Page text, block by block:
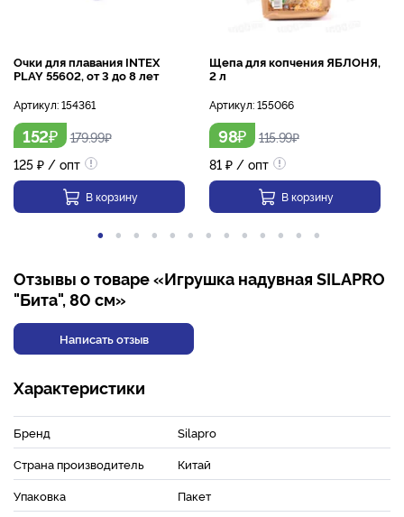
Очки для плавания INTEX
PLAY 55602, от 3 до 8 лет
Артикул:154361
152₽ 179.99₽
125 ₽ / опт
В корзину
Щепа для копчения ЯБЛОНЯ,
2 л
Артикул:155066
98₽ 115.99₽
81 ₽ / опт
В корзину
Отзывы о товаре «Игрушка надувная SILAPRO
"Бита", 80 см»
Написать отзыв
Характеристики
Бренд
Silapro
Страна производитель
Китай
Упаковка
Пакет